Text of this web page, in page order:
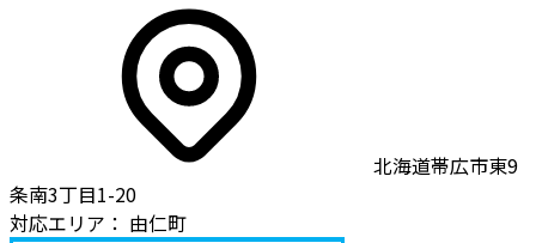
北海道帯広市東9
条南3丁目1-20
対応エリア： 由仁町